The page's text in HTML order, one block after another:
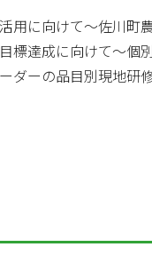
用に向けて～佐川町
標達成に向けて～個
ダーの品目別現地